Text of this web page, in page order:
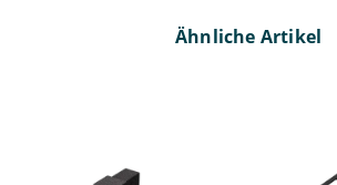
Ähnliche Artikel